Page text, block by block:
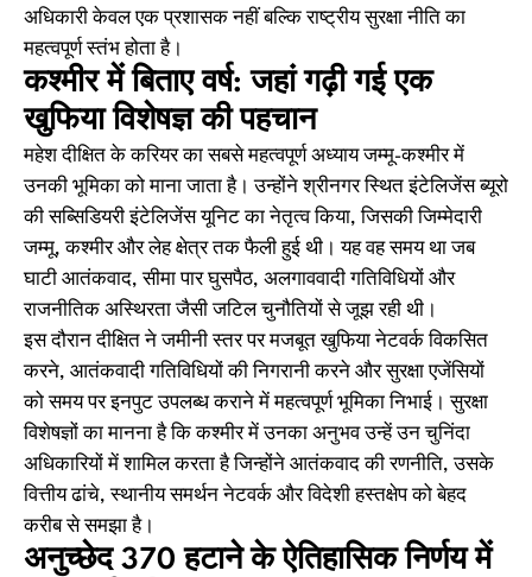
अधिकारी केवल एक प्रशासक नहीं बल्कि राष्ट्रीय सुरक्षा नीति का
महत्वपूर्ण स्तंभ होता है।
कश्मीर में बिताए वर्ष: जहां गढ़ी गई एक
खुफिया विशेषज्ञ की पहचान
महेश दीक्षित के करियर का सबसे महत्वपूर्ण अध्याय जम्मू-कश्मीर में
उनकी भूमिका को माना जाता है। उन्होंने श्रीनगर स्थित इंटेलिजेंस ब्यूरो
की सब्सिडियरी इंटेलिजेंस यूनिट का नेतृत्व किया, जिसकी जिम्मेदारी
जम्मू, कश्मीर और लेह क्षेत्र तक फैली हुई थी। यह वह समय था जब
घाटी आतंकवाद, सीमा पार घुसपैठ, अलगाववादी गतिविधियों और
राजनीतिक अस्थिरता जैसी जटिल चुनौतियों से जूझ रही थी।
इस दौरान दीक्षित ने जमीनी स्तर पर मजबूत खुफिया नेटवर्क विकसित
करने, आतंकवादी गतिविधियों की निगरानी करने और सुरक्षा एजेंसियों
को समय पर इनपुट उपलब्ध कराने में महत्वपूर्ण भूमिका निभाई। सुरक्षा
विशेषज्ञों का मानना है कि कश्मीर में उनका अनुभव उन्हें उन चुनिंदा
अधिकारियों में शामिल करता है जिन्होंने आतंकवाद की रणनीति, उसके
वित्तीय ढांचे, स्थानीय समर्थन नेटवर्क और विदेशी हस्तक्षेप को बेहद
करीब से समझा है।
अनुच्छेद 370 हटाने के ऐतिहासिक निर्णय में